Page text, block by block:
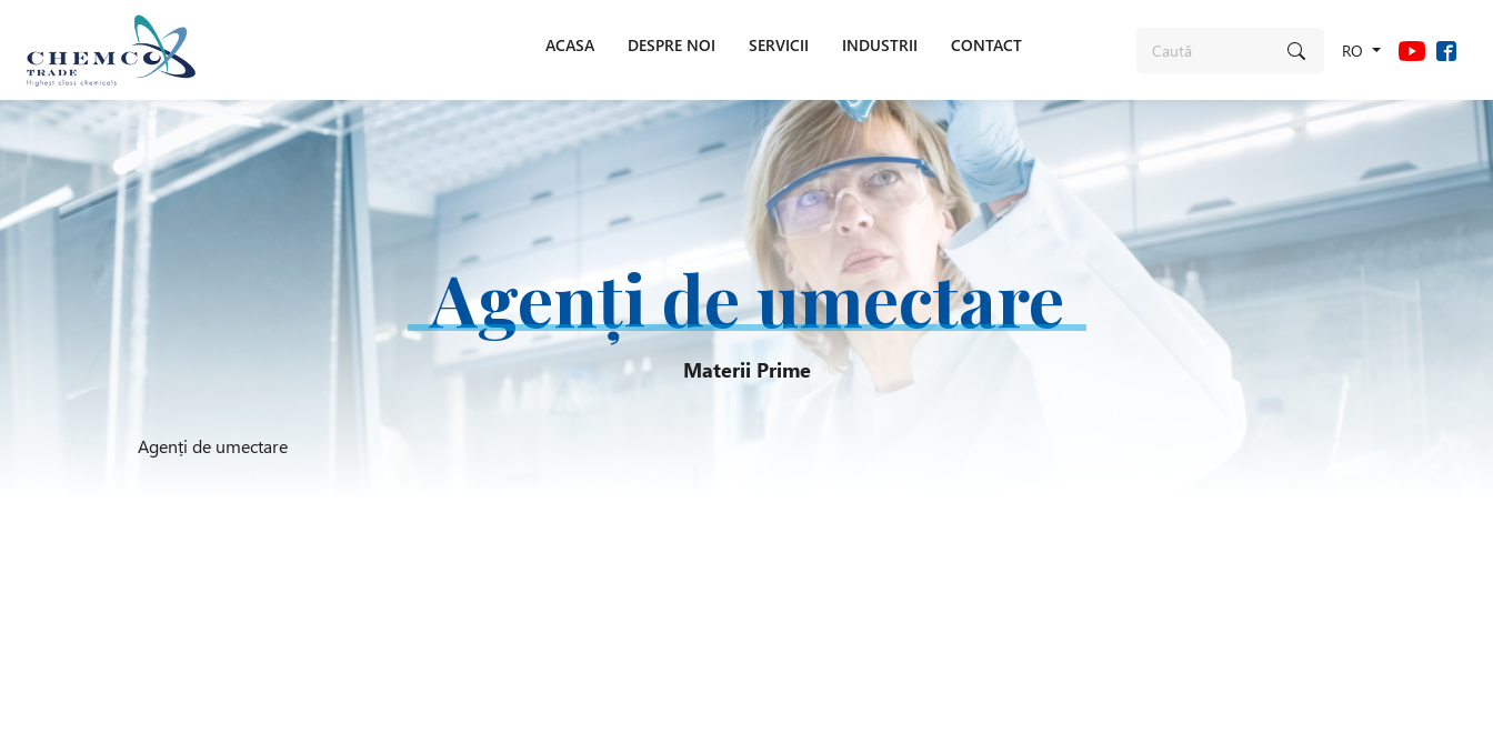
RO
ACASA DESPRE NOI SERVICII INDUSTRII CONTACT
Agenți de umectare
Materii Prime
Agenți de umectare